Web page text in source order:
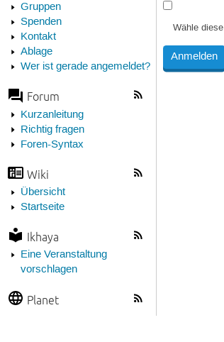
Gruppen
Spenden
Kontakt
Ablage
Wer ist gerade angemeldet?
Forum
Kurzanleitung
Richtig fragen
Foren-Syntax
Wiki
Übersicht
Startseite
Ikhaya
Eine Veranstaltung
vorschlagen
Planet
Wähle